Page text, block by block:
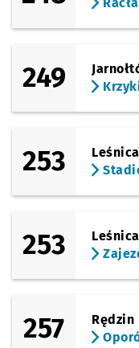
249
253
Leśnica
253
Leśnica
257
Rędzin